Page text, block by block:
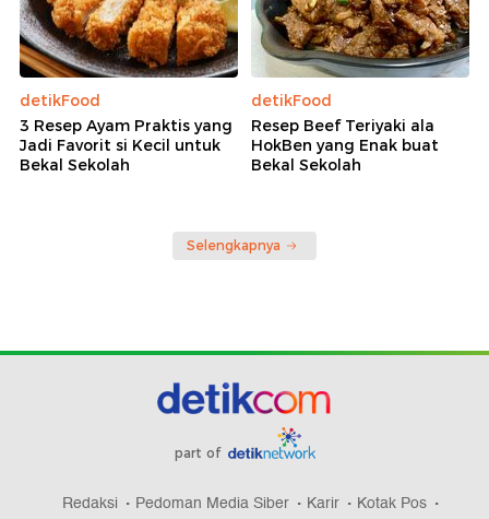
detikFood
3 Resep Ayam Praktis yang
Jadi Favorit si Kecil untuk
Bekal Sekolah
detikFood
Resep Beef Teriyaki ala
HokBen yang Enak buat
Bekal Sekolah
Selengkapnya
part of
Redaksi Pedoman Media Siber Karir Kotak Pos